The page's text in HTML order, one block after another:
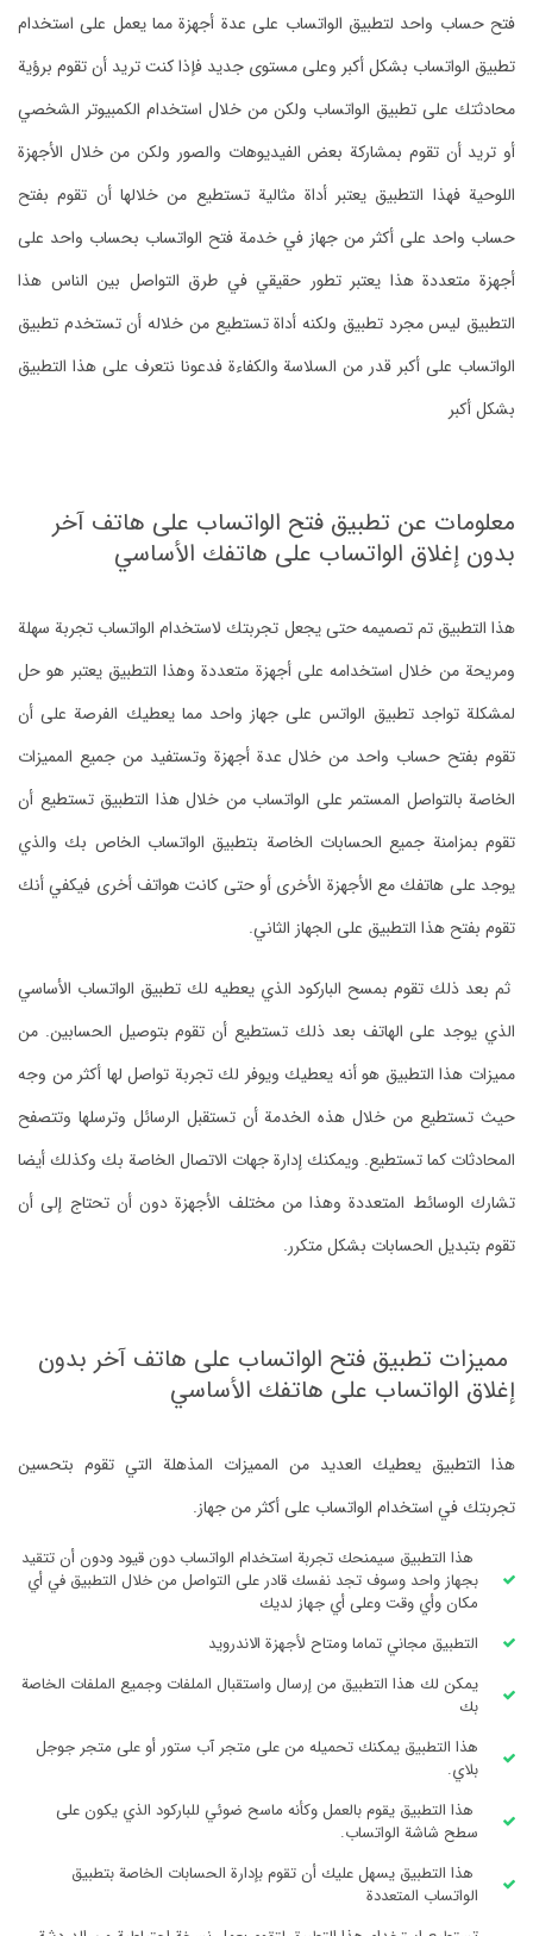
فتح حساب واحد لتطبيق الواتساب على عدة أجهزة مما يعمل على استخدام
تطبيق الواتساب بشكل أكبر وعلى مستوى جديد فإذا كنت تريد أن تقوم برؤية
محادثتك على تطبيق الواتساب ولكن من خلال استخدام الكمبيوتر الشخصي
أو تريد أن تقوم بمشاركة بعض الفيديوهات والصور ولكن من خلال الأجهزة
اللوحية فهذا التطبيق يعتبر أداة مثالية تستطيع من خلالها أن تقوم بفتح
حساب واحد على أكثر من جهاز في خدمة فتح الواتساب بحساب واحد على
أجهزة متعددة هذا يعتبر تطور حقيقي في طرق التواصل بين الناس هذا
التطبيق ليس مجرد تطبيق ولكنه أداة تستطيع من خلاله أن تستخدم تطبيق
الواتساب على أكبر قدر من السلاسة والكفاءة فدعونا نتعرف على هذا التطبيق
بشكل أكبر
معلومات عن تطبيق فتح الواتساب على هاتف آخر
بدون إغلاق الواتساب على هاتفك الأساسي
هذا التطبيق تم تصميمه حتى يجعل تجربتك لاستخدام الواتساب تجربة سهلة
ومريحة من خلال استخدامه على أجهزة متعددة وهذا التطبيق يعتبر هو حل
لمشكلة تواجد تطبيق الواتس على جهاز واحد مما يعطيك الفرصة على أن
تقوم بفتح حساب واحد من خلال عدة أجهزة وتستفيد من جميع المميزات
الخاصة بالتواصل المستمر على الواتساب من خلال هذا التطبيق تستطيع أن
تقوم بمزامنة جميع الحسابات الخاصة بتطبيق الواتساب الخاص بك والذي
يوجد على هاتفك مع الأجهزة الأخرى أو حتى كانت هواتف أخرى فيكفي أنك
تقوم بفتح هذا التطبيق على الجهاز الثاني.
ثم بعد ذلك تقوم بمسح الباركود الذي يعطيه لك تطبيق الواتساب الأساسي
الذي يوجد على الهاتف بعد ذلك تستطيع أن تقوم بتوصيل الحسابين. من
مميزات هذا التطبيق هو أنه يعطيك ويوفر لك تجربة تواصل لها أكثر من وجه
حيث تستطيع من خلال هذه الخدمة أن تستقبل الرسائل وترسلها وتتصفح
المحادثات كما تستطيع. ويمكنك إدارة جهات الاتصال الخاصة بك وكذلك أيضا
تشارك الوسائط المتعددة وهذا من مختلف الأجهزة دون أن تحتاج إلى أن
تقوم بتبديل الحسابات بشكل متكرر.
مميزات تطبيق فتح الواتساب على هاتف آخر بدون
إغلاق الواتساب على هاتفك الأساسي
هذا التطبيق يعطيك العديد من المميزات المذهلة التي تقوم بتحسين
تجربتك في استخدام الواتساب على أكثر من جهاز.
هذا التطبيق سيمنحك تجربة استخدام الواتساب دون قيود ودون أن تتقيد
بجهاز واحد وسوف تجد نفسك قادر على التواصل من خلال التطبيق في أي
مكان وأي وقت وعلى أي جهاز لديك
التطبيق مجاني تماما ومتاح لأجهزة الاندرويد
يمكن لك هذا التطبيق من إرسال واستقبال الملفات وجميع الملفات الخاصة
بك
هذا التطبيق يمكنك تحميله من على متجر آب ستور أو على متجر جوجل
بلاي.
هذا التطبيق يقوم بالعمل وكأنه ماسح ضوئي للباركود الذي يكون على
سطح شاشة الواتساب.
هذا التطبيق يسهل عليك أن تقوم بإدارة الحسابات الخاصة بتطبيق
الواتساب المتعددة